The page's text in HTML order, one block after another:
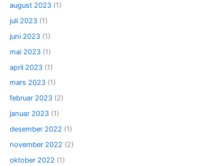
august 2023 (1)
juli 2023 (1)
juni 2023 (1)
mai 2023 (1)
april 2023 (1)
mars 2023 (1)
februar 2023 (2)
januar 2023 (1)
desember 2022 (1)
november 2022 (2)
oktober 2022 (1)